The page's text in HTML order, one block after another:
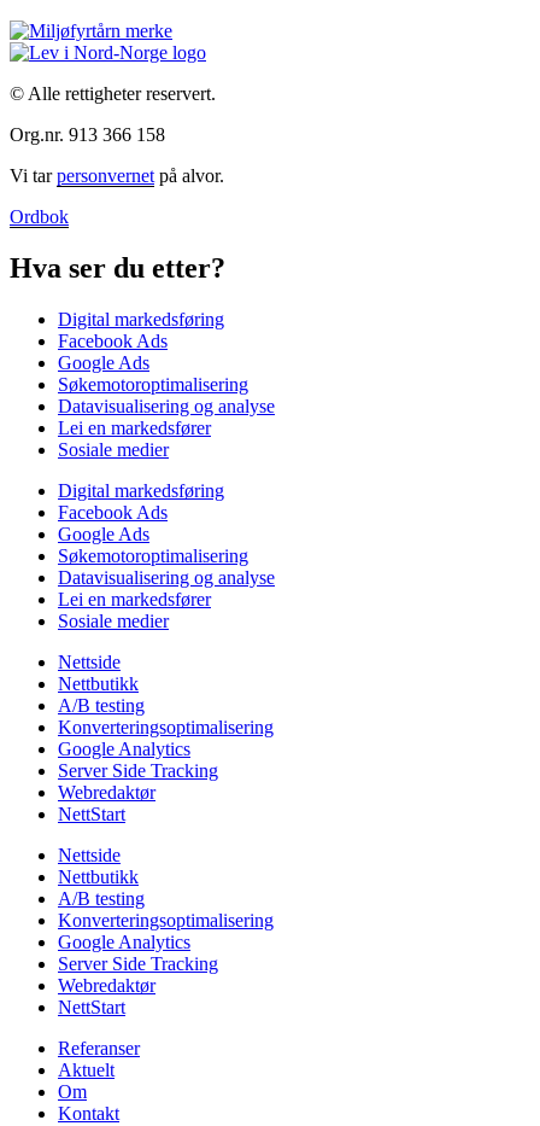
© Alle rettigheter reservert.
Org.nr. 913 366 158
Vi tarpersonvernet på alvor.
Ordbok
Hva ser du etter?
Digital markedsføring
Facebook Ads
Google Ads
Søkemotoroptimalisering
Datavisualisering og analyse
Lei en markedsfører
Sosiale medier
Digital markedsføring
Facebook Ads
Google Ads
Søkemotoroptimalisering
Datavisualisering og analyse
Lei en markedsfører
Sosiale medier
Nettside
Nettbutikk
A/B testing
Konverteringsoptimalisering
Google Analytics
Server Side Tracking
Webredaktør
NettStart
Nettside
Nettbutikk
A/B testing
Konverteringsoptimalisering
Google Analytics
Server Side Tracking
Webredaktør
NettStart
Referanser
Aktuelt
Om
Kontakt